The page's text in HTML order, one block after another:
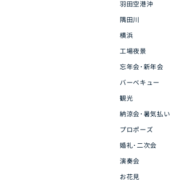
羽田空港沖
隅田川
横浜
工場夜景
忘年会･新年会
バーベキュー
観光
納涼会･暑気払い
プロポーズ
婚礼･二次会
演奏会
お花見